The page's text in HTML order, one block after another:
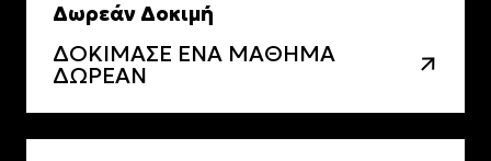
Δωρεάν Δοκιμή
ΔΟΚΙΜΑΣΕ ΕΝΑ ΜΑΘΗΜΑ
ΔΩΡΕΑΝ